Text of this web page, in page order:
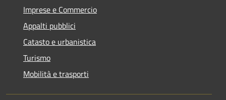
Imprese e Commercio
Appalti pubblici
Catasto e urbanistica
Turismo
Mobilità e trasporti